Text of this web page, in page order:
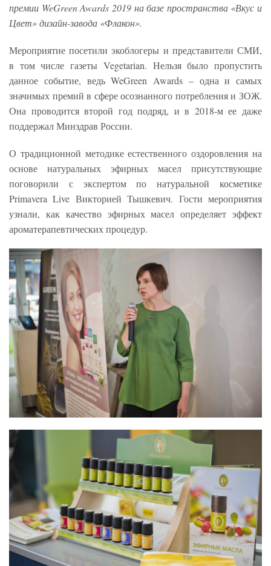
премии WeGreen Awards 2019 на базе пространства «Вкус и
Цвет» дизайн-завода «Флакон».
Мероприятие посетили экоблогеры и представители СМИ,
в том числе газеты Vegetarian. Нельзя было пропустить
данное событие, ведь WeGreen Awards – одна и самых
значимых премий в сфере осознанного потребления и ЗОЖ.
Она проводится второй год подряд, и в 2018-м ее даже
поддержал Минздрав России.
О традиционной методике естественного оздоровления на
основе натуральных эфирных масел присутствующие
поговорили с экспертом по натуральной косметике
Primavera Live Викторией Тышкевич. Гости мероприятия
узнали, как качество эфирных масел определяет эффект
ароматерапевтических процедур.